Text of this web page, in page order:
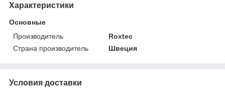
Характеристики
Основные
Производитель
Roxtec
Страна производитель
Швеция
Условия доставки